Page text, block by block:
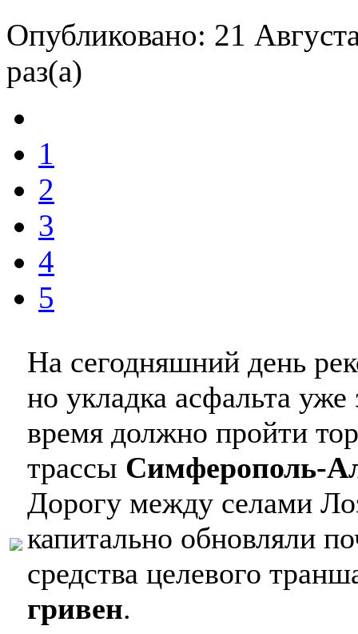
Опубликовано: 21
раз(а)
1
2
3
4
5
На сегодняшний день
но укладка асфальта
время должно пройти
трассы Симферополь-
Дорогу между селами
капитально обновляли
средства целевого
гривен.